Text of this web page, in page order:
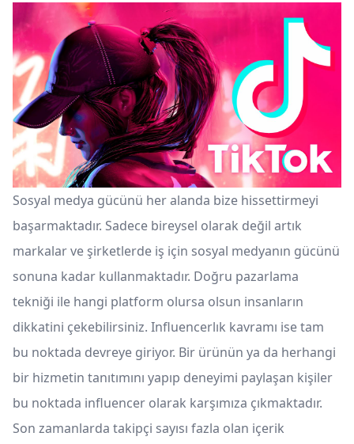
Sosyal medya gücünü her alanda bize hissettirmeyi
başarmaktadır. Sadece bireysel olarak değil artık
markalar ve şirketlerde iş için sosyal medyanın gücünü
sonuna kadar kullanmaktadır. Doğru pazarlama
tekniği ile hangi platform olursa olsun insanların
dikkatini çekebilirsiniz. Influencerlık kavramı ise tam
bu noktada devreye giriyor. Bir ürünün ya da herhangi
bir hizmetin tanıtımını yapıp deneyimi paylaşan kişiler
bu noktada influencer olarak karşımıza çıkmaktadır.
Son zamanlarda takipçi sayısı fazla olan içerik